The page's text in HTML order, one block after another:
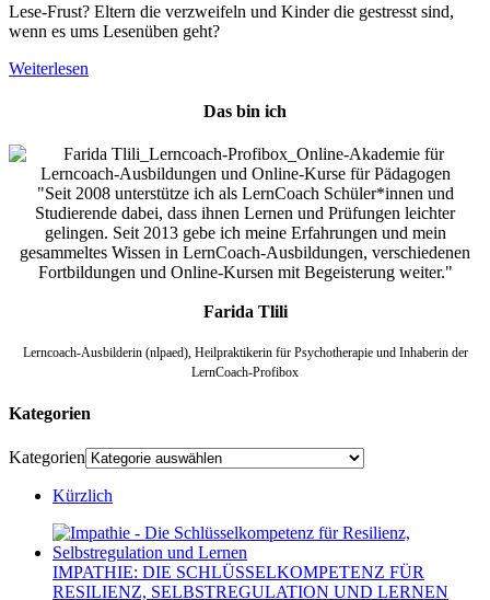
Lese-Frust? Eltern die verzweifeln und Kinder die gestresst sind,
wenn es ums Lesenüben geht?
Weiterlesen
Das bin ich
"Seit 2008 unterstütze ich als LernCoach Schüler*innen und
Studierende dabei, dass ihnen Lernen und Prüfungen leichter
gelingen. Seit 2013 gebe ich meine Erfahrungen und mein
gesammeltes Wissen in LernCoach-Ausbildungen, verschiedenen
Fortbildungen und Online-Kursen mit Begeisterung weiter."
Farida Tlili
Lerncoach-Ausbilderin (nlpaed), Heilpraktikerin für Psychotherapie und Inhaberin der
LernCoach-Profibox
Kategorien
Kategorien
Kürzlich
IMPATHIE: DIE SCHLÜSSELKOMPETENZ FÜR
RESILIENZ, SELBSTREGULATION UND LERNEN